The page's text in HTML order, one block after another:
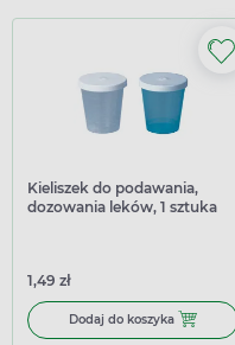
Kieliszek do podawania,
dozowania leków, 1 sztuka
1,49 zł
Dodaj do koszyka Dodaj